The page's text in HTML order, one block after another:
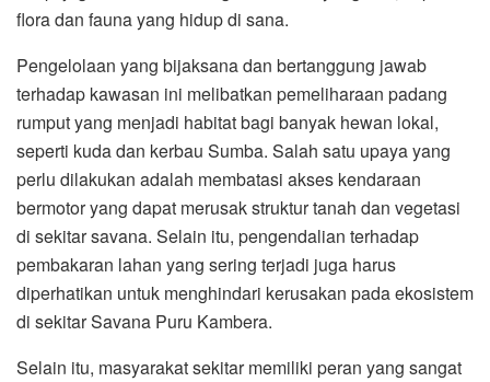
flora dan fauna yang hidup di sana.
Pengelolaan yang bijaksana dan bertanggung jawab
terhadap kawasan ini melibatkan pemeliharaan padang
rumput yang menjadi habitat bagi banyak hewan lokal,
seperti kuda dan kerbau Sumba. Salah satu upaya yang
perlu dilakukan adalah membatasi akses kendaraan
bermotor yang dapat merusak struktur tanah dan vegetasi
di sekitar savana. Selain itu, pengendalian terhadap
pembakaran lahan yang sering terjadi juga harus
diperhatikan untuk menghindari kerusakan pada ekosistem
di sekitar Savana Puru Kambera.
Selain itu, masyarakat sekitar memiliki peran yang sangat